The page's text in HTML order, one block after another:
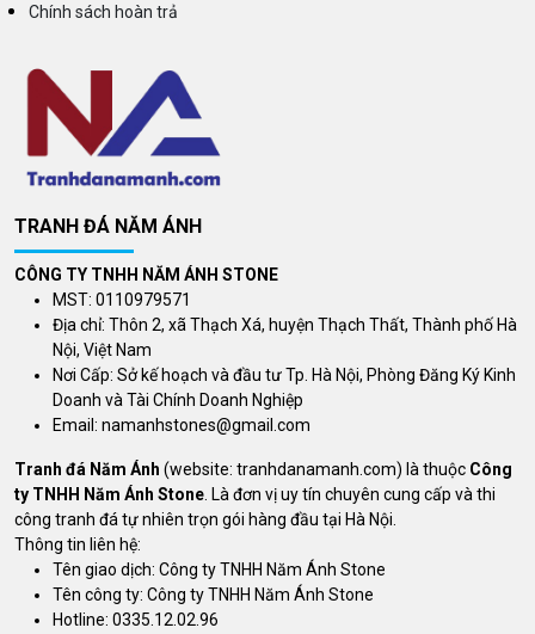
Chính sách hoàn trả
TRANH ĐÁ NĂM ÁNH
CÔNG TY TNHH NĂM ÁNH STONE
MST: 0110979571
Địa chỉ: Thôn 2, xã Thạch Xá, huyện Thạch Thất, Thành phố Hà
Nội, Việt Nam
Nơi Cấp: Sở kế hoạch và đầu tư Tp. Hà Nội, Phòng Đăng Ký Kinh
Doanh và Tài Chính Doanh Nghiệp
Email: namanhstones@gmail.com
Tranh đá Năm Ánh (website: tranhdanamanh.com) là thuộc Công
ty TNHH Năm Ánh Stone . Là đơn vị uy tín chuyên cung cấp và thi
công tranh đá tự nhiên trọn gói hàng đầu tại Hà Nội.
Thông tin liên hệ:
Tên giao dịch: Công ty TNHH Năm Ánh Stone
Tên công ty: Công ty TNHH Năm Ánh Stone
Hotline: 0335.12.02.96